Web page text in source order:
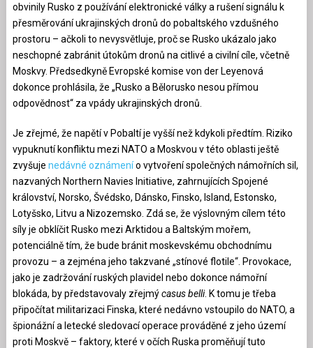
obvinily Rusko z používání elektronické války a rušení signálu k
přesměrování ukrajinských dronů do pobaltského vzdušného
prostoru – ačkoli to nevysvětluje, proč se Rusko ukázalo jako
neschopné zabránit útokům dronů na citlivé a civilní cíle, včetně
Moskvy. Předsedkyně Evropské komise von der Leyenová
dokonce prohlásila, že „Rusko a Bělorusko nesou přímou
odpovědnost“ za vpády ukrajinských dronů.
Je zřejmé, že napětí v Pobaltí je vyšší než kdykoli předtím. Riziko
vypuknutí konfliktu mezi NATO a Moskvou v této oblasti ještě
zvyšuje nedávné oznámenío vytvoření společných námořních sil,
nazvaných Northern Navies Initiative, zahrnujících Spojené
království, Norsko, Švédsko, Dánsko, Finsko, Island, Estonsko,
Lotyšsko, Litvu a Nizozemsko. Zdá se, že výslovným cílem této
síly je obklíčit Rusko mezi Arktidou a Baltským mořem,
potenciálně tím, že bude bránit moskevskému obchodnímu
provozu – a zejména jeho takzvané „stínové flotile“. Provokace,
jako je zadržování ruských plavidel nebo dokonce námořní
blokáda, by představovaly zřejmýcasus belli. K tomu je třeba
připočítat militarizaci Finska, které nedávno vstoupilo do NATO, a
špionážní a letecké sledovací operace prováděné z jeho území
proti Moskvě – faktory, které v očích Ruska proměňují tuto